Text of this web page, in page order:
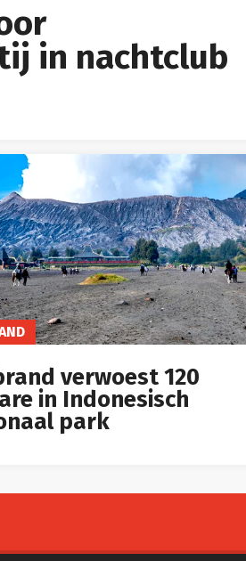
in nachtclub
verwoest 120
in Indonesisch
park